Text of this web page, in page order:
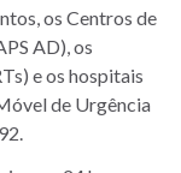
os Centros de
AD), os
e os hospitais
de Urgência